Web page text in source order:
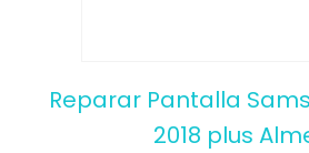
Reparar Pantalla
2018 plus